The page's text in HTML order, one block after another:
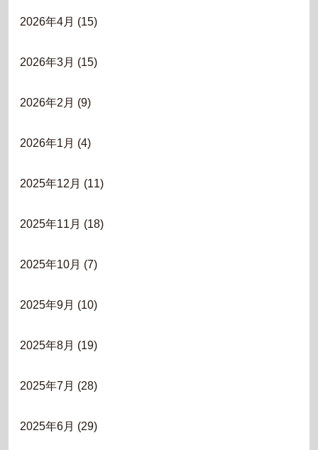
2026年4月 (15)
2026年3月 (15)
2026年2月 (9)
2026年1月 (4)
2025年12月 (11)
2025年11月 (18)
2025年10月 (7)
2025年9月 (10)
2025年8月 (19)
2025年7月 (28)
2025年6月 (29)